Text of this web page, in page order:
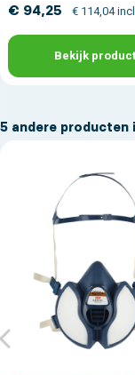
€ 94,25 € 114,04
Bekijk product
5 andere